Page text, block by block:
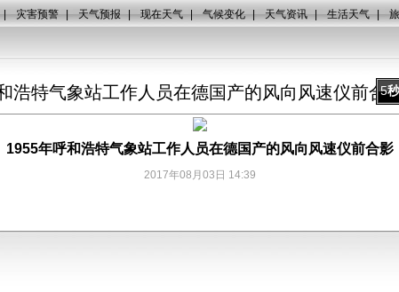
| 灾害预警 | 天气预报 | 现在天气 | 气候变化 | 天气资讯 | 生活天气 |
浩特气象站工作人员在德国产的风向风速仪前合
5秒
1955年呼和浩特气象站工作人员在德国产的风向风速仪前合影
2017年08月03日 14:39